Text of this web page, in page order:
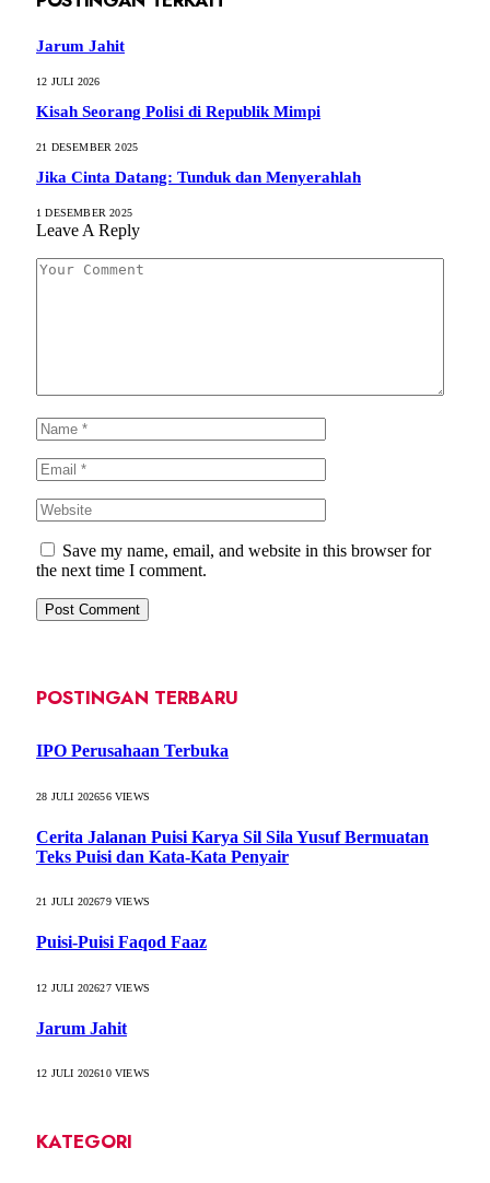
Jarum Jahit
12 JULI 2026
Kisah Seorang Polisi di Republik Mimpi
21 DESEMBER 2025
Jika Cinta Datang: Tunduk dan Menyerahlah
1 DESEMBER 2025
Leave A Reply
Save my name, email, and website in this browser for
the next time I comment.
POSTINGAN TERBARU
IPO Perusahaan Terbuka
28 JULI 202656VIEWS
Cerita Jalanan Puisi Karya Sil Sila Yusuf Bermuatan
Teks Puisi dan Kata-Kata Penyair
21 JULI 202679VIEWS
Puisi-Puisi Faqod Faaz
12 JULI 202627VIEWS
Jarum Jahit
12 JULI 202610VIEWS
KATEGORI